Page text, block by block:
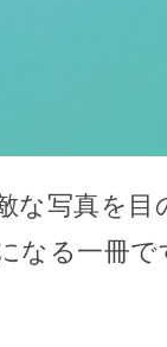
な写真を目
なる一冊で